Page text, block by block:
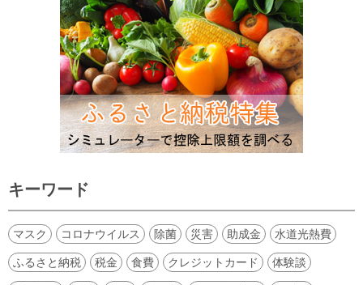
キーワード
マスク コロナウイルス 除菌 災害 助成金 水道光熱費
ふるさと納税 税金 食費 クレジットカード 体験談